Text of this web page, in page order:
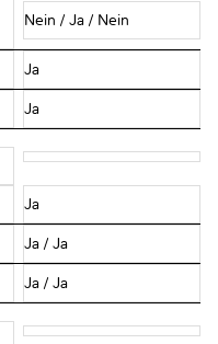
Nein / Ja / Nein
Ja
Ja
Ja
Ja / Ja
Ja / Ja